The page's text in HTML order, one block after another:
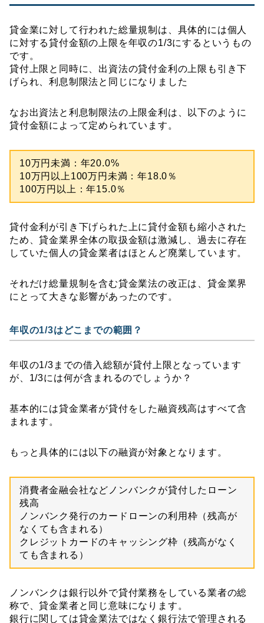
貸金業に対して行われた総量規制は、具体的には個人
に対する貸付金額の上限を年収の1/3にするというもの
です。
貸付上限と同時に、出資法の貸付金利の上限も引き下
げられ、利息制限法と同じになりました
なお出資法と利息制限法の上限金利は、以下のように
貸付金額によって定められています。
10万円未満：年20.0%
10万円以上100万円未満：年18.0％
100万円以上：年15.0％
貸付金利が引き下げられた上に貸付金額も縮小された
ため、貸金業界全体の取扱金額は激減し、過去に存在
していた個人の貸金業者はほとんど廃業しています。
それだけ総量規制を含む貸金業法の改正は、貸金業界
にとって大きな影響があったのです。
年収の1/3はどこまでの範囲？
年収の1/3 までの借入総額が貸付上限となっています
が、 1/3には何が含まれるのでしょうか？
基本的には貸金業者が貸付をした融資残高はすべて含
まれます。
もっと具体的には以下の融資が対象となります。
消費者金融会社などノンバンクが貸付したローン
残高
ノンバンク発行のカードローンの利用枠（残高が
なくても含まれる）
クレジットカードのキャッシング枠（残高がなく
ても含まれる）
ノンバンクは銀行以外で貸付業務をしている業者の総
称で、貸金業者と同じ意味になります。
銀行に関しては貸金業法ではなく銀行法で管理される